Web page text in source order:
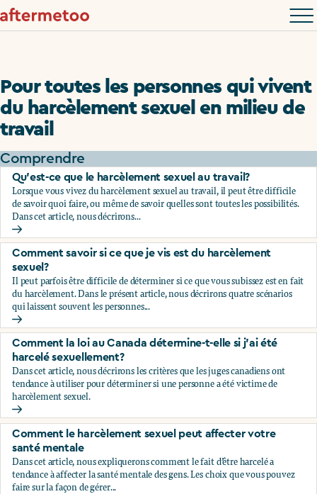
Pour toutes les personnes qui vivent
du harcèlement sexuel en milieu de
travail
Comprendre
Qu’est-ce que le harcèlement sexuel au travail?
Lorsque vous vivez du harcèlement sexuel au travail, il peut être difficile
de savoir quoi faire, ou même de savoir quelles sont toutes les possibilités.
Dans cet article, nous décrirons...
Qu’est-ce que le harcèlement sexuel au travail?
Comment savoir si ce que je vis est du harcèlement
sexuel?
Il peut parfois être difficile de déterminer si ce que vous subissez est en fait
du harcèlement. Dans le présent article, nous décrirons quatre scénarios
qui laissent souvent les personnes...
Comment savoir si ce que je vis est du harcèlement sexuel?
Comment la loi au Canada détermine-t-elle si j’ai été
harcelé sexuellement?
Dans cet article, nous décrirons les critères que les juges canadiens ont
tendance à utiliser pour déterminer si une personne a été victime de
harcèlement sexuel.
Comment la loi au Canada détermine-t-elle si j’ai été
Comment le harcèlement sexuel peut affecter votre
santé mentale
Dans cet article, nous expliquerons comment le fait d’être harcelé a
tendance à affecter la santé mentale des gens. Les choix que vous pouvez
faire sur la façon de gérer...